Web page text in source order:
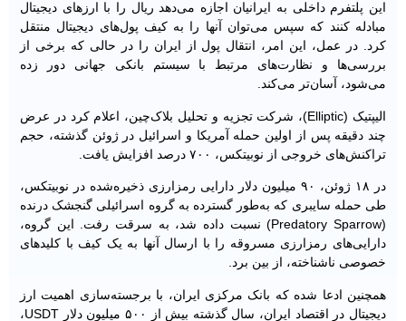
این پلتفرم داخلی به ایرانیان اجازه می‌دهد ریال را با ارزهای دیجیتال
مبادله کنند که سپس می‌توان آنها را به کیف پول‌های دیجیتال منتقل
کرد. در عمل، این امر، انتقال پول از ایران را در حالی که برخی از
بررسی‌ها و نظارت‌های مرتبط با سیستم بانکی جهانی دور زده
می‌شود، آسان‌تر می‌کند.
الیپتیک (Elliptic)، شرکت تجزیه و تحلیل بلاک‌چین، اعلام کرد در عرض
چند دقیقه پس از اولین حمله آمریکا و اسرائیل در ژوئن گذشته، حجم
تراکنش‌های خروجی از نوبیتکس، ۷۰۰ درصد افزایش یافت.
در ۱۸ ژوئن، ۹۰ میلیون دلار دارایی رمزارزی ذخیره‌شده در نوبیتکس،
طی حمله سایبری که به‌طور گسترده به گروه اسرائیلی گنجشک درنده
(Predatory Sparrow) نسبت داده شد، به سرقت رفت. این گروه،
دارایی‌های رمزارزی مسروقه را با ارسال آنها به یک کیف با کلیدهای
خصوصی ناشناخته، از بین برد.
همچنین ادعا شده که بانک مرکزی ایران، با برجسته‌سازی اهمیت ارز
دیجیتال در اقتصاد ایران، سال گذشته بیش از ۵۰۰ میلیون دلار USDT،